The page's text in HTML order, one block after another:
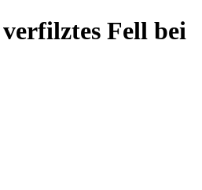
Fell bei